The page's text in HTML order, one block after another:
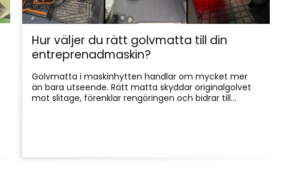
Hur väljer du rätt golvmatta till din
entreprenadmaskin?
Golvmatta i maskinhytten handlar om mycket mer
än bara utseende. Rätt matta skyddar originalgolvet
mot slitage, förenklar rengöringen och bidrar till...